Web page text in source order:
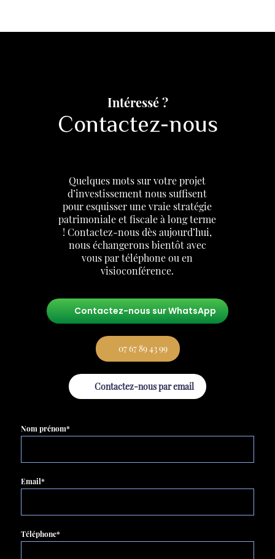
Intéressé ?
Contactez-nous
Quelques mots sur votre projet
d’investissement nous suffisent
pour esquisser une vraie stratégie
patrimoniale et fiscale à long terme
! Contactez-nous dès aujourd’hui,
nous échangerons bientôt avec
vous par téléphone ou en
visioconférence.
Contactez-nous sur WhatsApp
07 67 89 43 99
Contactez-nous par email
Nom prénom*
Email*
Téléphone*